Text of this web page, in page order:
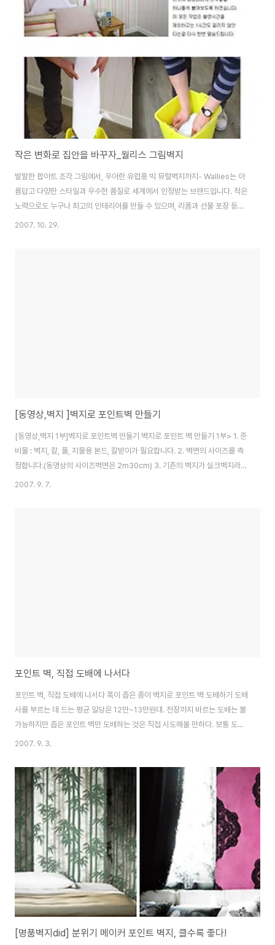
인테리어소품] - 미니산장 크리스마스 트리 [예쁜인테리어소품] - 삭막한 도시
속 크리스마스 기분내기!
작은 변화로 집안을 바꾸자_월리스 그림벽지
발랄한 팝아트 조각 그림에서, 우아한 유럽풍 빅 뮤럴벽지까지- Wallies는 아
름답고 다양한 스타일과 우수한 품질로 세계에서 인정받는 브랜드입니다. 적은
노력으로도 누구나 최고의 인테리어를 만들 수 있으며, 리폼과 선물 포장 등에
도 여러가지로 활용할 수 있어 실용적입니다. 세계 유명작가들의 흉내낼 수 없
2007. 10. 29.
[동영상,벽지 ]벽지로 포인트벽 만들기
[동영상,벽지 1부]벽지로 포인트벽 만들기 벽지로 포인트 벽 만들기 1부> 1. 준
비물 : 벽지, 칼, 풀, 지물용 본드, 칼받이가 필요합니다. 2. 벽면의 사이즈를 측
정합니다.(동영상의 사이즈벽면은 2m30cm) 3. 기존의 벽지가 실크벽지라서
한꺼플 벗겨 냅니다. (참고 : 기존 벽지가 합지라면 바로 벽지를 붙일수 있습니
2007. 9. 7.
포인트 벽, 직접 도배에 나서다
포인트 벽, 직접 도배에 나서다 폭이 좁은 종이 벽지로 포인트 벽 도배하기 도배
사를 부르는 데 드는 평균 일당은 12만~13만원대. 천장까지 바르는 도배는 불
가능하지만 좁은 포인트 벽만 도배하는 것은 직접 시도해볼 만하다. 보통 도배
의 과정은 평탄 작업→초배지 바르기→본 벽지 바르기 순서로 진행한다. 즉 벽
벽의 오염물이 벽지에 흘러나와 얼룩이 지지 않도록 하얀 초배지를 바른 후 벽
지를 바르는 것. 이때 새로 도배하고 싶은 벽에 실크 벽지가 도배된 경우는 뜯어
내고 해야 하지만 종이 벽지일 경우는 뜯지 않고 그 위에 바로 도배해도 무방하
다. 새로 도배할 벽지가 종이 벽지라면 초배지 없이 풀로만 붙이면 되지만, 국산
실크 벽지는 초..
2007. 9. 3.
[명품벽지did] 분위기 메이커 포인트 벽지, 클수록 좋다!